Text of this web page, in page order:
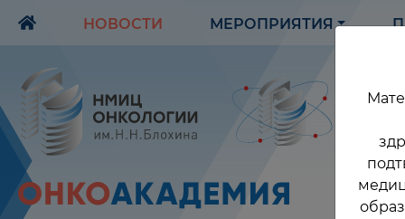
НОВОСТИ МЕРОПРИЯТИЯ